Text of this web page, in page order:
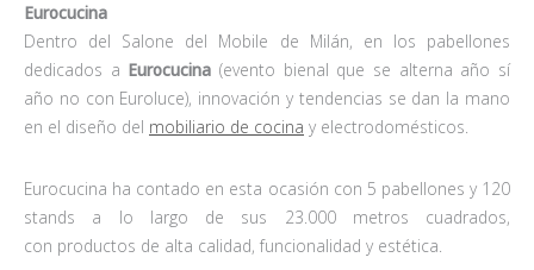
Eurocucina
Dentro del Salone del Mobile de Milán, en los pabellones
dedicados a Eurocucina(evento bienal que se alterna año sí
año no con Euroluce), innovación y tendencias se dan la mano
en el diseño del mobiliario de cocina y electrodomésticos.
Eurocucina ha contado en esta ocasión con 5 pabellones y 120
stands a lo largo de sus 23.000 metros cuadrados,
con productos de alta calidad, funcionalidad y estética.